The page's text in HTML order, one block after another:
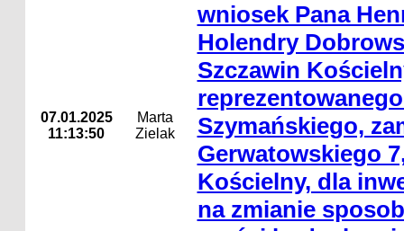
07.01.2025
11:13:50
Marta
Zielak
wniosek Pana
Holendry
Szczawin
Szymańskiego,
Gerwatowskiego
Kościelny, dla
na zmianie